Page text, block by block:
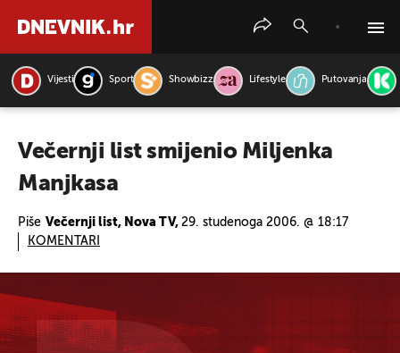
Vijesti Sport Showbizz Lifestyle Putovanja
Večernji list smijenio Miljenka
Manjkasa
Piše Večernji list, Nova TV, 29. studenoga 2006. @ 18:17
KOMENTARI
PRETRAŽITE VIJESTI